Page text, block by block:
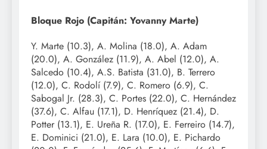
Bloque Rojo (Capitán: Yovanny Marte)
Y. Marte (10.3), A. Molina (18.0), A. Adam
(20.0), A. González (11.9), A. Abel (12.0), A.
Salcedo (10.4), A.S. Batista (31.0), B. Terrero
(12.0), C. Rodolí (7.9), C. Romero (6.9), C.
Sabogal Jr. (28.3), C. Portes (22.0), C. Hernández
(37.6), C. Alfau (17.1), D. Henríquez (21.4), D.
Potter (13.1), E. Ureña R. (17.0), E. Ferreiro (14.7),
E. Dominici (21.0), E. Lara (10.0), E. Pichardo